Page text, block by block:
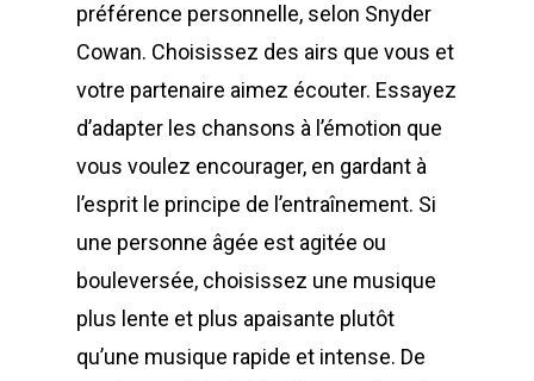
préférence personnelle, selon Snyder
Cowan. Choisissez des airs que vous et
votre partenaire aimez écouter. Essayez
d’adapter les chansons à l’émotion que
vous voulez encourager, en gardant à
l’esprit le principe de l’entraînement. Si
une personne âgée est agitée ou
bouleversée, choisissez une musique
plus lente et plus apaisante plutôt
qu’une musique rapide et intense. De